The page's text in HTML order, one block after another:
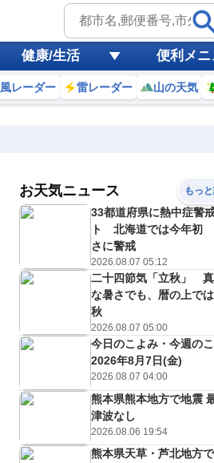
健康/生活 便利メニ
風レーダー 雷レーダー 山の天気
18
%
20
(木)
C
35℃
26
10%
21
(金)
D
35℃
30 %
予報
信頼
B
C
D
お天気ニュース もっ
33都道府県に熱中症警
ト 北海道では今年初
さに警戒
2026.08.07 05:12
二十四節気「立秋」 真
な暑さでも、暦の上で
秋
2026.08.07 05:00
今日のこよみ・今週の
2026年8月7日(金)
2026.08.07 04:00
熊本県熊本地方で地震
津波なし
2026.08.06 19:54
熊本県天草・芦北地方